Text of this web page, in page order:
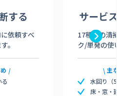
する
依頼すべ
。
サービ
17種類の清
ク/単発の使
主
水回り（
床・窓・